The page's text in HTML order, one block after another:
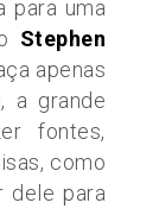
para uma
Stephen
apenas
a grande
fontes,
como
dele para